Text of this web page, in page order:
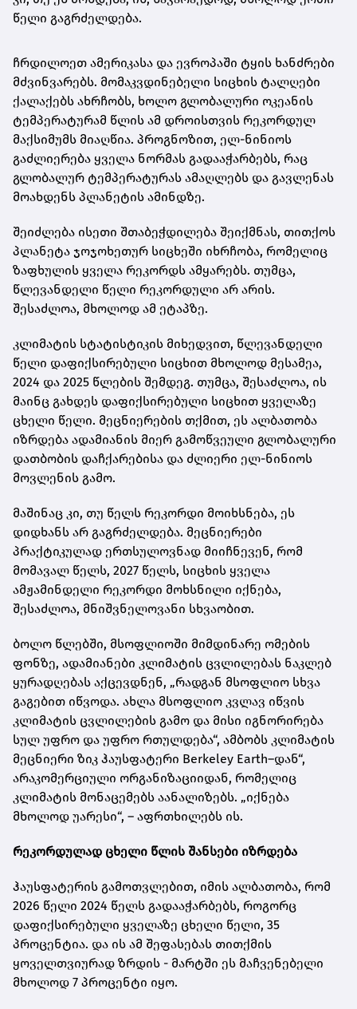
წელი გაგრძელდება.
ჩრდილოეთ ამერიკასა და ევროპაში ტყის ხანძრები
მძვინვარებს. მომაკვდინებელი სიცხის ტალღები
ქალაქებს ახრჩობს, ხოლო გლობალური ოკეანის
ტემპერატურამ წლის ამ დროისთვის რეკორდულ
მაქსიმუმს მიაღწია. პროგნოზით, ელ-ნინიოს
გაძლიერება ყველა ნორმას გადააჭარბებს, რაც
გლობალურ ტემპერატურას ამაღლებს და გავლენას
მოახდენს პლანეტის ამინდზე.
შეიძლება ისეთი შთაბეჭდილება შეიქმნას, თითქოს
პლანეტა ჯოჯოხეთურ სიცხეში იხრჩობა, რომელიც
ზაფხულის ყველა რეკორდს ამყარებს. თუმცა,
წლევანდელი წელი რეკორდული არ არის.
შესაძლოა, მხოლოდ ამ ეტაპზე.
კლიმატის სტატისტიკის მიხედვით, წლევანდელი
წელი დაფიქსირებული სიცხით მხოლოდ მესამეა,
2024 და 2025 წლების შემდეგ. თუმცა, შესაძლოა, ის
მაინც გახდეს დაფიქსირებული სიცხით ყველაზე
ცხელი წელი. მეცნიერების თქმით, ეს ალბათობა
იზრდება ადამიანის მიერ გამოწვეული გლობალური
დათბობის დაჩქარებისა და ძლიერი ელ-ნინიოს
მოვლენის გამო.
მაშინაც კი, თუ წელს რეკორდი მოიხსნება, ეს
დიდხანს არ გაგრძელდება. მეცნიერები
პრაქტიკულად ერთსულოვნად მიიჩნევენ, რომ
მომავალ წელს, 2027 წელს, სიცხის ყველა
ამჟამინდელი რეკორდი მოხსნილი იქნება,
შესაძლოა, მნიშვნელოვანი სხვაობით.
ბოლო წლებში, მსოფლიოში მიმდინარე ომების
ფონზე, ადამიანები კლიმატის ცვლილებას ნაკლებ
ყურადღებას აქცევდნენ, „რადგან მსოფლიო სხვა
გაგებით იწვოდა. ახლა მსოფლიო კვლავ იწვის
კლიმატის ცვლილების გამო და მისი იგნორირება
სულ უფრო და უფრო რთულდება“, ამბობს კლიმატის
მეცნიერი ზიკ ჰაუსფატერი Berkeley Earth–დან“,
არაკომერციული ორგანიზაციიდან, რომელიც
კლიმატის მონაცემებს აანალიზებს. „იქნება
მხოლოდ უარესი“, – აფრთხილებს ის.
რეკორდულად ცხელი წლის შანსები იზრდება
ჰაუსფატერის გამოთვლებით, იმის ალბათობა, რომ
2026 წელი 2024 წელს გადააჭარბებს, როგორც
დაფიქსირებული ყველაზე ცხელი წელი, 35
პროცენტია. და ის ამ შეფასებას თითქმის
ყოველთვიურად ზრდის - მარტში ეს მაჩვენებელი
მხოლოდ 7 პროცენტი იყო.